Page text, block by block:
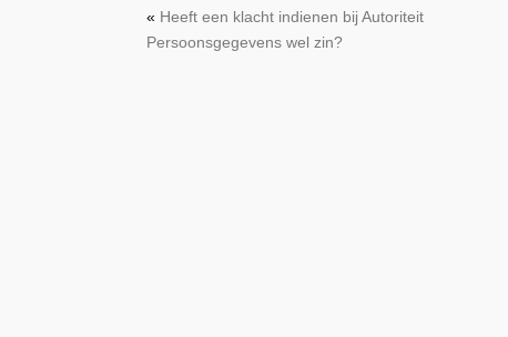
« Heeft een klacht indienen bij Autoriteit
Persoonsgegevens wel zin?